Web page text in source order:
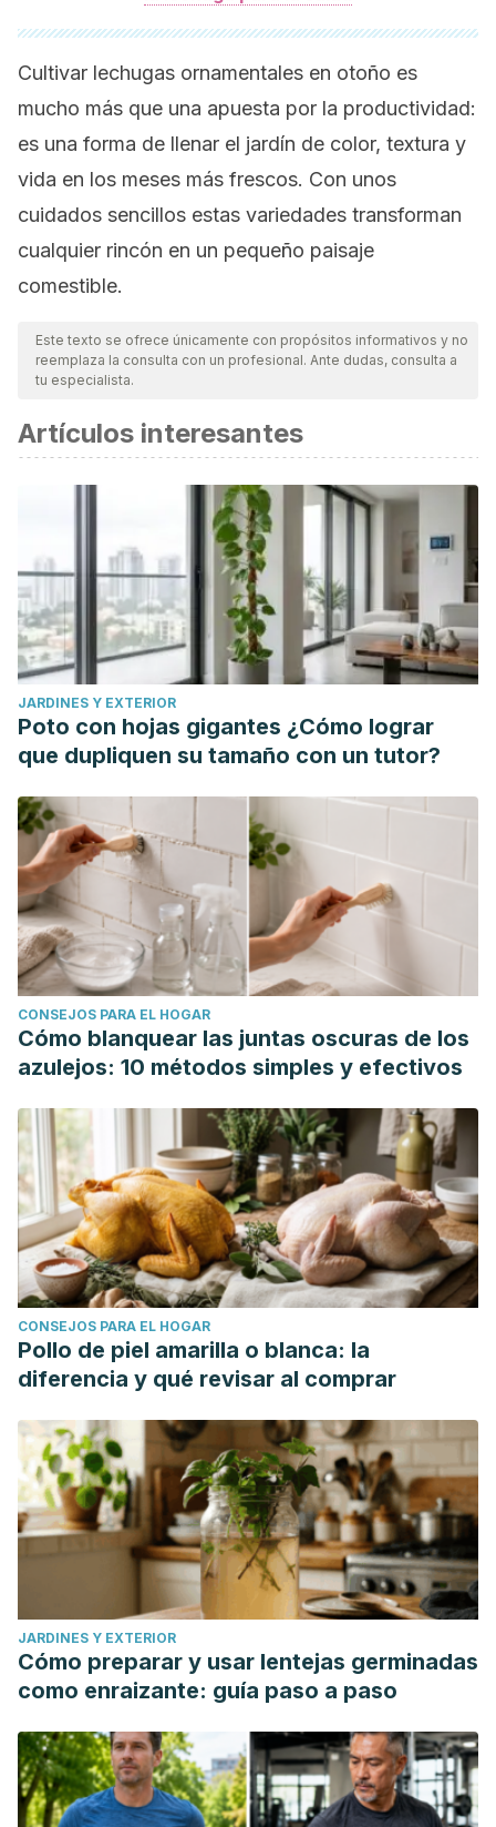
Cultivar lechugas ornamentales en otoño es
mucho más que una apuesta por la productividad:
es una forma de llenar el jardín de color, textura y
vida en los meses más frescos. Con unos
cuidados sencillos estas variedades transforman
cualquier rincón en un pequeño paisaje
comestible.
Este texto se ofrece únicamente con propósitos informativos y no
reemplaza la consulta con un profesional. Ante dudas, consulta a
tu especialista.
Artículos interesantes
JARDINES Y EXTERIOR
Poto con hojas gigantes ¿Cómo lograr
que dupliquen su tamaño con un tutor?
CONSEJOS PARA EL HOGAR
Cómo blanquear las juntas oscuras de los
azulejos: 10 métodos simples y efectivos
CONSEJOS PARA EL HOGAR
Pollo de piel amarilla o blanca: la
diferencia y qué revisar al comprar
JARDINES Y EXTERIOR
Cómo preparar y usar lentejas germinadas
como enraizante: guía paso a paso